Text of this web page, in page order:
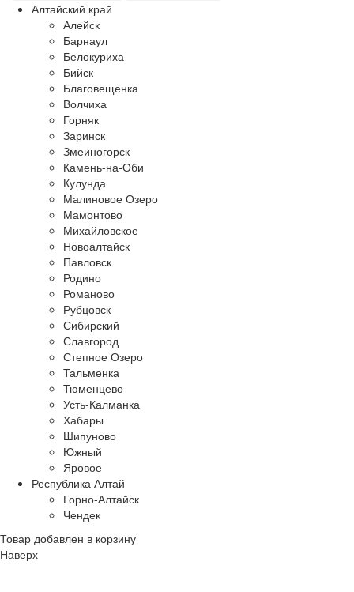
Алтайский край
Алейск
Барнаул
Белокуриха
Бийск
Благовещенка
Волчиха
Горняк
Заринск
Змеиногорск
Камень-на-Оби
Кулунда
Малиновое Озеро
Мамонтово
Михайловское
Новоалтайск
Павловск
Родино
Романово
Рубцовск
Сибирский
Славгород
Степное Озеро
Тальменка
Тюменцево
Усть-Калманка
Хабары
Шипуново
Южный
Яровое
Республика Алтай
Горно-Алтайск
Чендек
Товар добавлен в корзину
Наверх